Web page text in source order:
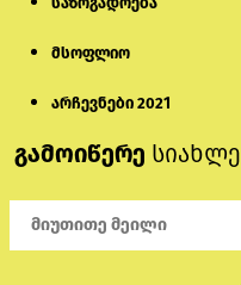
მსოფლიო
არჩევნები 2021
გამოიწერე სიახლე